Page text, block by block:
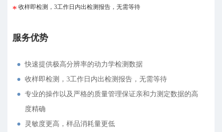
收样即检测，3工作日内出检测报告，无需等待
服务优势
快速提供极高分辨率的动力学检测数据
收样即检测，3工作日内出检测报告，无需等待
专业的操作以及严格的质量管理保证亲和力测定数据的高
度精确
灵敏度更高，样品消耗量更低